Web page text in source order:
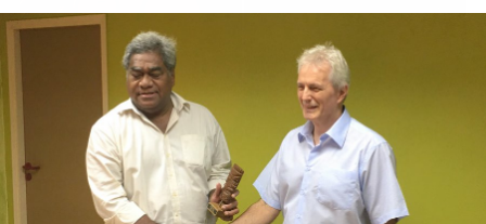
De Messi à Trump : l’expérience internationale
du Martiniquais Benoît Etinof au service du
Karibea Sainte-Luce en Martinique
le 07/08/2026